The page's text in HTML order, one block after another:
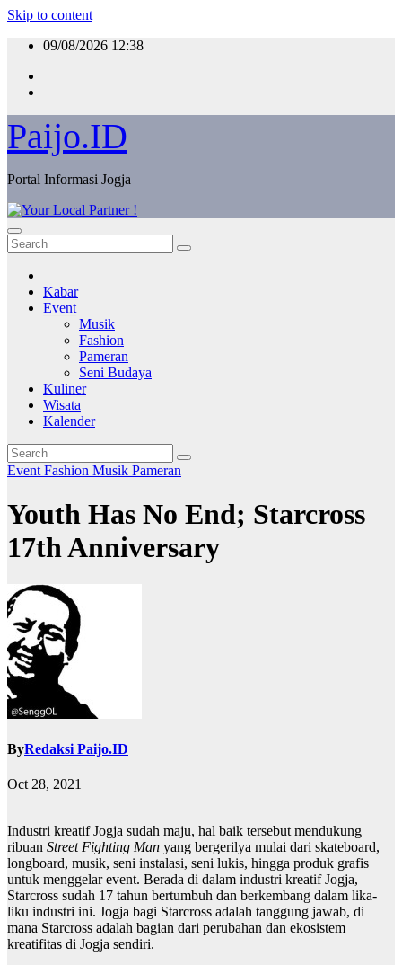
Skip to content
09/08/2026 12:38
Paijo.ID
Portal Informasi Jogja
Kabar
Event
Musik
Fashion
Pameran
Seni Budaya
Kuliner
Wisata
Kalender
Event Fashion Musik Pameran
Youth Has No End; Starcross
17th Anniversary
ByRedaksi Paijo.ID
Oct 28, 2021
Industri kreatif Jogja sudah maju, hal baik tersebut mendukung
ribuan Street Fighting Man yang bergerilya mulai dari skateboard,
longboard, musik, seni instalasi, seni lukis, hingga produk grafis
untuk menggelar event. Berada di dalam industri kreatif Jogja,
Starcross sudah 17 tahun bertumbuh dan berkembang dalam lika-
liku industri ini. Jogja bagi Starcross adalah tanggung jawab, di
mana Starcross adalah bagian dari perubahan dan ekosistem
kreatifitas di Jogja sendiri.